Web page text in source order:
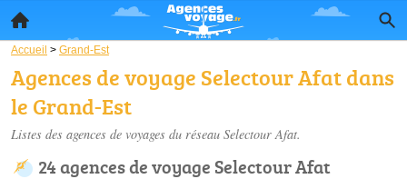
Accueil > Grand-Est
Agences de voyage Selectour Afat dans
le Grand-Est
Listes des agences de voyages du réseau Selectour Afat.
24 agences de voyage Selectour Afat